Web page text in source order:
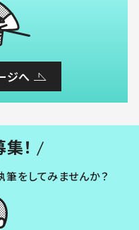
ジへ
！
筆をしてみませんか？